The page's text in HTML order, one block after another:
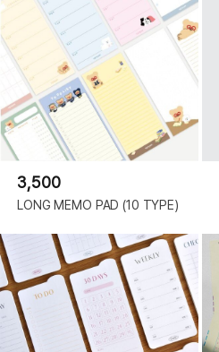
3,500
LONG MEMO PAD (10 TYPE)